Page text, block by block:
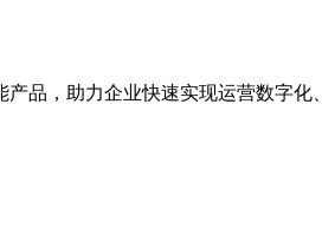
产品，助力企业快速实现运营数字化